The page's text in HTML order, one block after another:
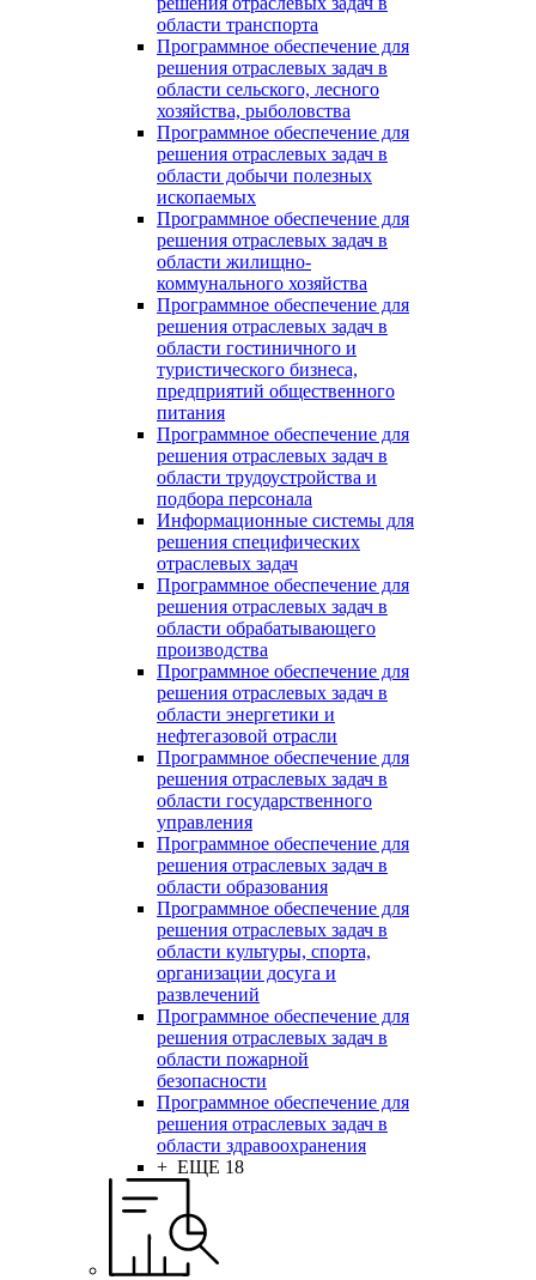
области транспорта
Программное обеспечение для
решения отраслевых задач в
области сельского, лесного
хозяйства, рыболовства
Программное обеспечение для
решения отраслевых задач в
области добычи полезных
ископаемых
Программное обеспечение для
решения отраслевых задач в
области жилищно-
коммунального хозяйства
Программное обеспечение для
решения отраслевых задач в
области гостиничного и
туристического бизнеса,
предприятий общественного
питания
Программное обеспечение для
решения отраслевых задач в
области трудоустройства и
подбора персонала
Информационные системы для
решения специфических
отраслевых задач
Программное обеспечение для
решения отраслевых задач в
области обрабатывающего
производства
Программное обеспечение для
решения отраслевых задач в
области энергетики и
нефтегазовой отрасли
Программное обеспечение для
решения отраслевых задач в
области государственного
управления
Программное обеспечение для
решения отраслевых задач в
области образования
Программное обеспечение для
решения отраслевых задач в
области культуры, спорта,
организации досуга и
развлечений
Программное обеспечение для
решения отраслевых задач в
области пожарной
безопасности
Программное обеспечение для
решения отраслевых задач в
области здравоохранения
+ ЕЩЕ 18